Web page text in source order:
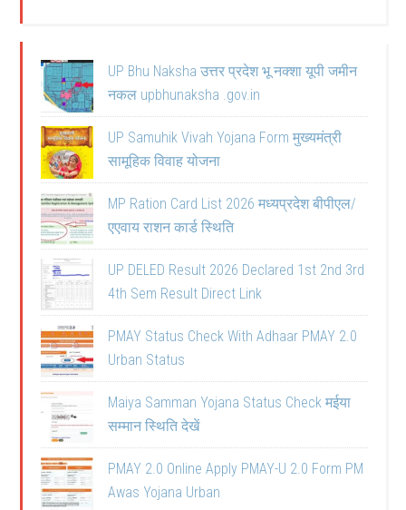
UP Bhu Naksha उत्तर प्रदेश भू नक्शा यूपी जमीन
नकल upbhunaksha .gov.in
UP Samuhik Vivah Yojana Form मुख्यमंत्री
सामूहिक विवाह योजना
MP Ration Card List 2026 मध्यप्रदेश बीपीएल/
एएवाय राशन कार्ड स्थिति
UP DELED Result 2026 Declared 1st 2nd 3rd
4th Sem Result Direct Link
PMAY Status Check With Adhaar PMAY 2.0
Urban Status
Maiya Samman Yojana Status Check मईया
सम्मान स्थिति देखें
PMAY 2.0 Online Apply PMAY-U 2.0 Form PM
Awas Yojana Urban